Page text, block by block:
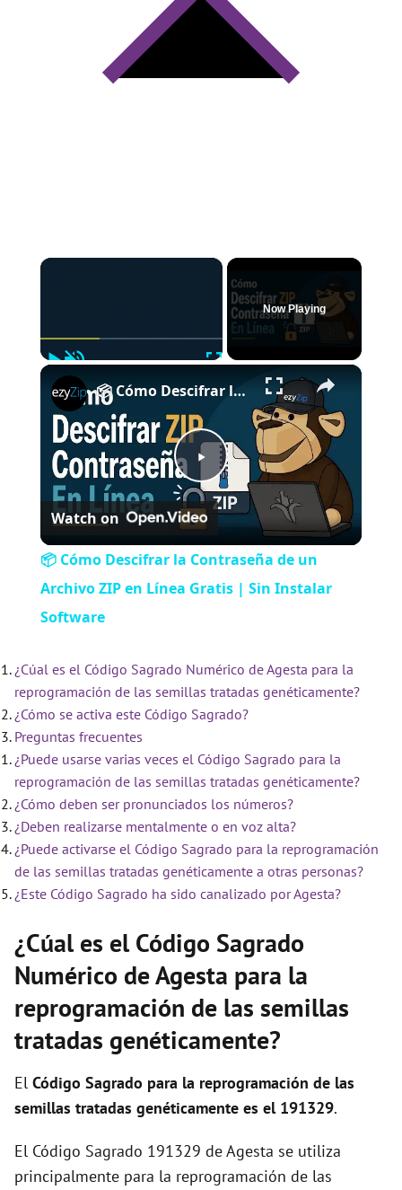
×
PlayUnmute Fullscreen
Now Playing
×
P
a
V
d
e
📦 Cómo Descifrar la Contraseña de un Archivo ZIP en Línea Gratis | Sin Instalar Software
Watch on
📦 Cómo Descifrar la Contraseña de un
Archivo ZIP en Línea Gratis | Sin Instalar
Software
¿Cúal es el Código Sagrado Numérico de Agesta para la
reprogramación de las semillas tratadas genéticamente?
¿Cómo se activa este Código Sagrado?
Preguntas frecuentes
¿Puede usarse varias veces el Código Sagrado para la
reprogramación de las semillas tratadas genéticamente?
¿Cómo deben ser pronunciados los números?
¿Deben realizarse mentalmente o en voz alta?
¿Puede activarse el Código Sagrado para la reprogramación
de las semillas tratadas genéticamente a otras personas?
¿Este Código Sagrado ha sido canalizado por Agesta?
¿Cúal es el Código Sagrado
Numérico de Agesta para la
reprogramación de las semillas
tratadas genéticamente?
El Código Sagrado para la reprogramación de las
semillas tratadas genéticamente es el 191329.
El Código Sagrado 191329 de Agesta se utiliza
principalmente para la reprogramación de las